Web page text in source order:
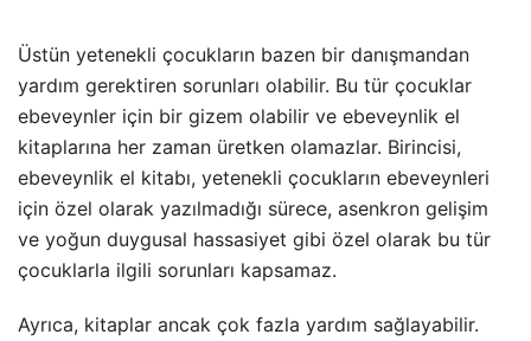
Üstün yetenekli çocukların bazen bir danışmandan
yardım gerektiren sorunları olabilir. Bu tür çocuklar
ebeveynler için bir gizem olabilir ve ebeveynlik el
kitaplarına her zaman üretken olamazlar. Birincisi,
ebeveynlik el kitabı, yetenekli çocukların ebeveynleri
için özel olarak yazılmadığı sürece, asenkron gelişim
ve yoğun duygusal hassasiyet gibi özel olarak bu tür
çocuklarla ilgili sorunları kapsamaz.
Ayrıca, kitaplar ancak çok fazla yardım sağlayabilir.